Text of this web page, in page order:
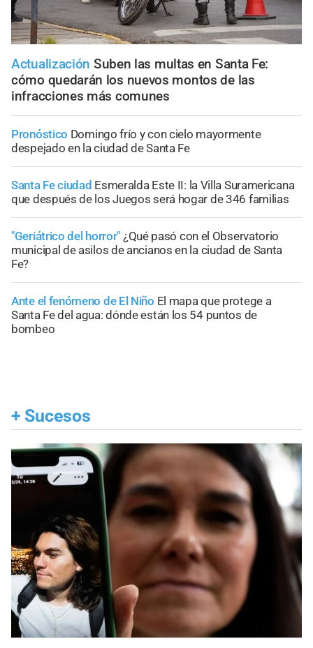
Actualización Suben las multas en Santa Fe:
cómo quedarán los nuevos montos de las
infracciones más comunes
Pronóstico Domingo frío y con cielo mayormente
despejado en la ciudad de Santa Fe
Santa Fe ciudad Esmeralda Este II: la Villa Suramericana
que después de los Juegos será hogar de 346 familias
"Geriátrico del horror" ¿Qué pasó con el Observatorio
municipal de asilos de ancianos en la ciudad de Santa
Fe?
Ante el fenómeno de El Niño El mapa que protege a
Santa Fe del agua: dónde están los 54 puntos de
bombeo
+ Sucesos